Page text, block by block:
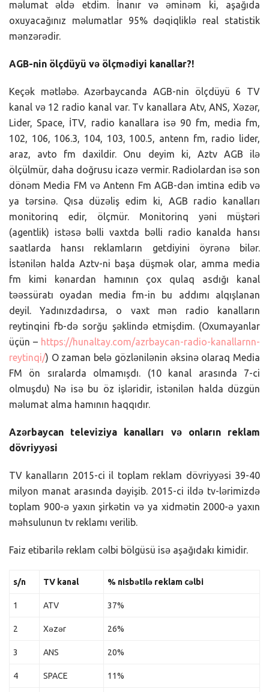
məlumat əldə etdim. İnanır və əminəm ki, aşağıda
oxuyacağınız məlumatlar 95% dəqiqliklə real statistik
mənzərədir.
AGB-nin ölçdüyü və ölçmədiyi kanallar?!
Keçək mətləbə. Azərbaycanda AGB-nin ölçdüyü 6 TV
kanal və 12 radio kanal var. Tv kanallara Atv, ANS, Xəzər,
Lider, Space, İTV, radio kanallara isə 90 fm, media fm,
102, 106, 106.3, 104, 103, 100.5, antenn fm, radio lider,
araz, avto fm daxildir. Onu deyim ki, Aztv AGB ilə
ölçülmür, daha doğrusu icazə vermir. Radiolardan isə son
dönəm Media FM və Antenn Fm AGB-dən imtina edib və
ya tərsinə. Qısa düzəliş edim ki, AGB radio kanalları
monitorinq edir, ölçmür. Monitorinq yəni müştəri
(agentlik) istəsə bəlli vaxtda bəlli radio kanalda hansı
saatlarda hansı reklamların getdiyini öyrənə bilər.
İstənilən halda Aztv-ni başa düşmək olar, amma media
fm kimi kənardan hamının çox qulaq asdığı kanal
təəssüratı oyadan media fm-in bu addımı alqışlanan
deyil. Yadınızdadırsa, o vaxt mən radio kanalların
reytinqini fb-də sorğu şəklində etmişdim. (Oxumayanlar
üçün – https://hunaltay.com/azrbaycan-radio-kanallarnn-
reytinqi/) O zaman belə gözlənilənin əksinə olaraq Media
FM ön sıralarda olmamışdı. (10 kanal arasında 7-ci
olmuşdu) Nə isə bu öz işləridir, istənilən halda düzgün
məlumat alma hamının haqqıdır.
Azərbaycan televiziya kanalları və onların reklam
dövriyyəsi
TV kanalların 2015-ci il toplam reklam dövriyyəsi 39-40
milyon manat arasında dəyişib. 2015-ci ildə tv-lərimizdə
toplam 900-ə yaxın şirkətin və ya xidmətin 2000-ə yaxın
məhsulunun tv reklamı verilib.
Faiz etibarilə reklam cəlbi bölgüsü isə aşağıdakı kimidir.
s/n TV kanal % nisbətilə reklam cəlbi
1 ATV 37%
2 Xəzər 26%
3 ANS 20%
4 SPACE 11%